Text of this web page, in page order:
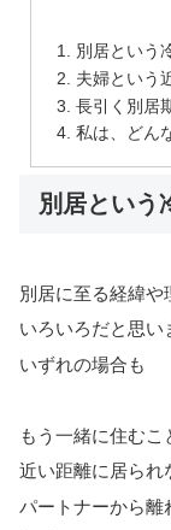
別居という
夫婦という
長引く別居
私は、どん
別居という
別居に至る経緯や
いろいろだと思い
いずれの場合も
もう一緒に住むこ
近い距離に居られ
パートナーから離